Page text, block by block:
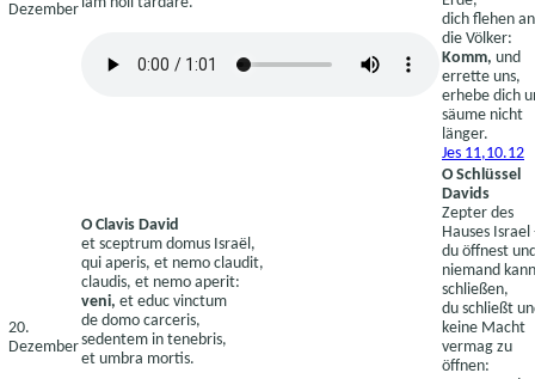
Dezember
dich flehen an
die Völker:
Komm, und
errette uns,
erhebe dich
säume nicht
länger.
Jes 11,10.12
20.
Dezember
O Clavis David
et sceptrum domus Israël,
qui aperis, et nemo claudit,
claudis, et nemo aperit:
veni, et educ vinctum
de domo carceris,
sedentem in tenebris,
et umbra mortis.
O Schlüssel
Davids
Zepter des
Hauses Israel
du öffnest
niemand kann
schließen,
du schließt
keine Macht
vermag zu
öffnen: